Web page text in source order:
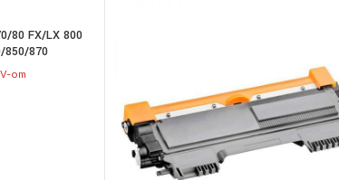
80 FX/LX 800
850/870
om